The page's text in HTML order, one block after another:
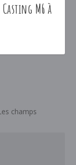
M6 à
champs